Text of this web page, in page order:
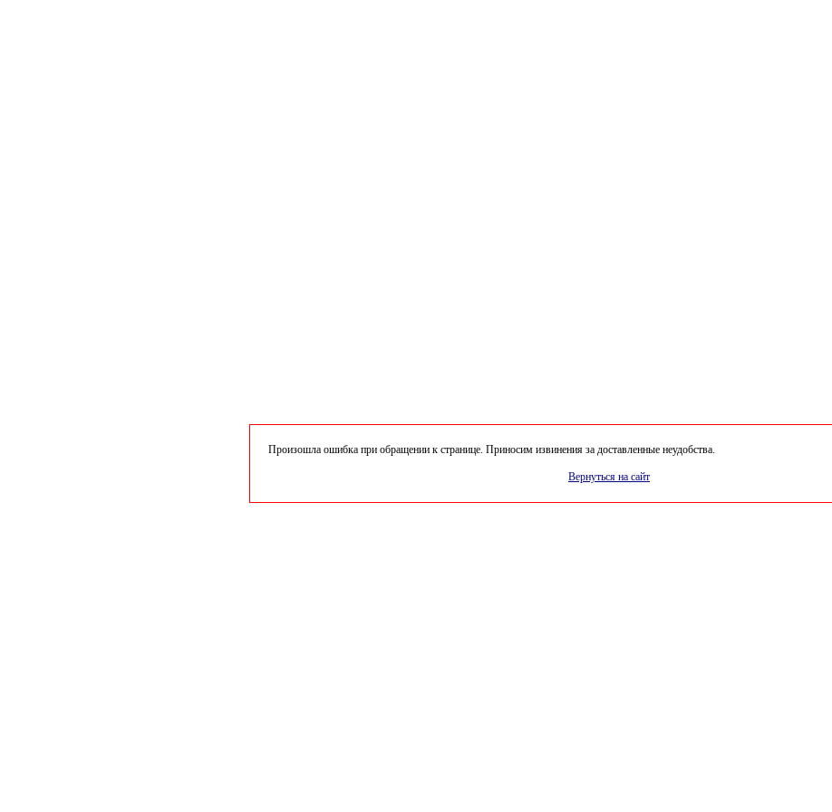
Произошла ошибка при обращении к странице. Приносим извинения за доставленные неудобства.
Вернуться на сайт